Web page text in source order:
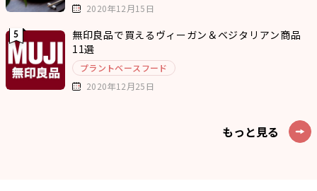
2020年12月15日
無印良品で買えるヴィーガン＆ベジタリアン商品
11選
プラントベースフード
2020年12月25日
もっと見る